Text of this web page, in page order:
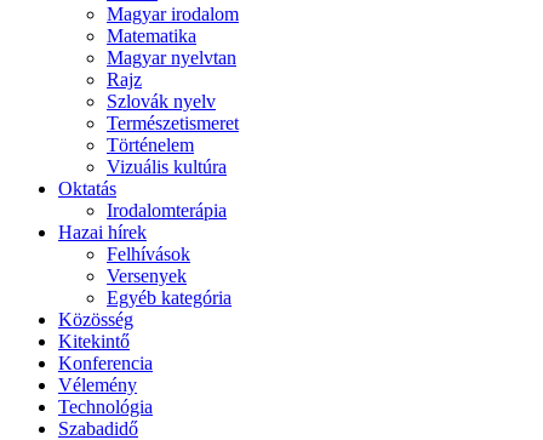
Magyar irodalom
Matematika
Magyar nyelvtan
Rajz
Szlovák nyelv
Természetismeret
Történelem
Vizuális kultúra
Oktatás
Irodalomterápia
Hazai hírek
Felhívások
Versenyek
Egyéb kategória
Közösség
Kitekintő
Konferencia
Vélemény
Technológia
Szabadidő